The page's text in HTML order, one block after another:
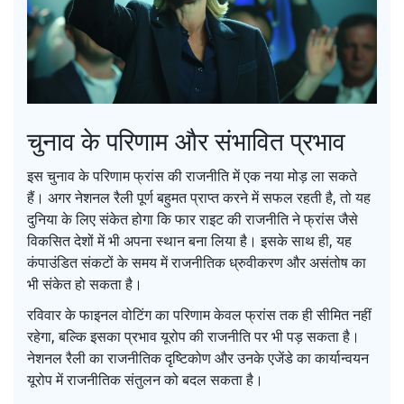
चुनाव के परिणाम और संभावित प्रभाव
इस चुनाव के परिणाम फ्रांस की राजनीति में एक नया मोड़ ला सकते
हैं। अगर नेशनल रैली पूर्ण बहुमत प्राप्त करने में सफल रहती है, तो यह
दुनिया के लिए संकेत होगा कि फार राइट की राजनीति ने फ्रांस जैसे
विकसित देशों में भी अपना स्थान बना लिया है। इसके साथ ही, यह
कंपाउंडित संकटों के समय में राजनीतिक ध्रुवीकरण और असंतोष का
भी संकेत हो सकता है।
रविवार के फाइनल वोटिंग का परिणाम केवल फ्रांस तक ही सीमित नहीं
रहेगा, बल्कि इसका प्रभाव यूरोप की राजनीति पर भी पड़ सकता है।
नेशनल रैली का राजनीतिक दृष्टिकोण और उनके एजेंडे का कार्यान्वयन
यूरोप में राजनीतिक संतुलन को बदल सकता है।